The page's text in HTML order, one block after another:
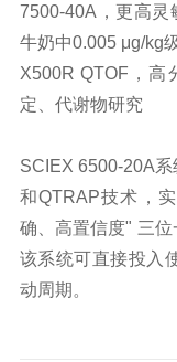
7500-40A，更高
牛奶中0.005 μg/kg
X500R QTOF，
定、代谢物研
SCIEX 6500-20A
和QTRAP技术，
确、高置信度" 三位
该系统可直接投入
动周期。